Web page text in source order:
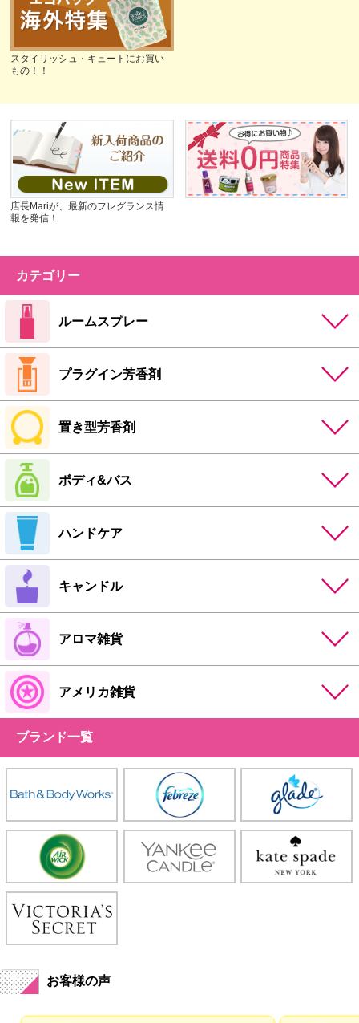
スタイリッシュ・キュートにお買い
もの！！
店長Mariが、最新のフレグランス情
報を発信！
カテゴリー
ルームスプレー
プラグイン芳香剤
置き型芳香剤
ボディ&バス
ハンドケア
キャンドル
アロマ雑貨
アメリカ雑貨
ブランド一覧
お客様の声